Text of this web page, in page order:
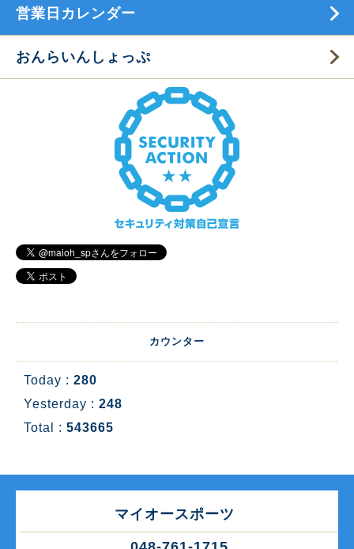
営業日カレンダー
おんらいんしょっぷ
カウンター
Today : 280
Yesterday : 248
Total : 543665
マイオースポーツ